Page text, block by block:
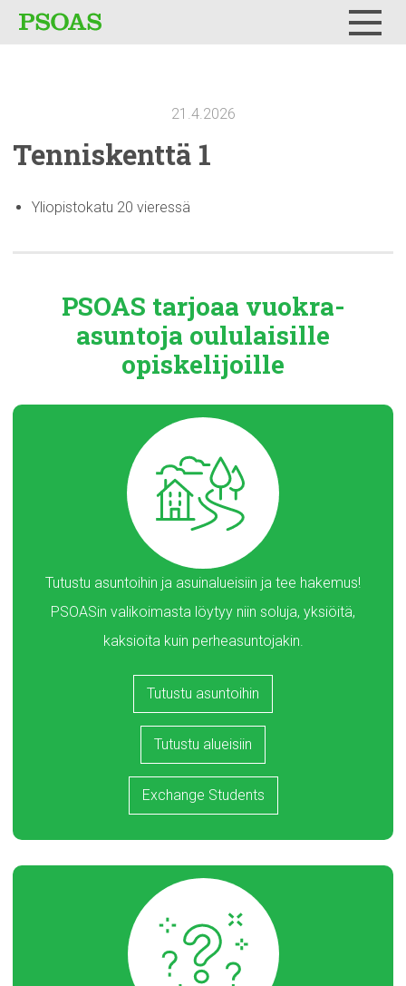
21.4.2026
Tenniskenttä 1
Yliopistokatu 20 vieressä
PSOAS tarjoaa vuokra-
asuntoja oululaisille
opiskelijoille
Tutustu asuntoihin ja asuinalueisiin ja tee hakemus!
PSOASin valikoimasta löytyy niin soluja, yksiöitä,
kaksioita kuin perheasuntojakin.
Tutustu asuntoihin
Tutustu alueisiin
Exchange Students